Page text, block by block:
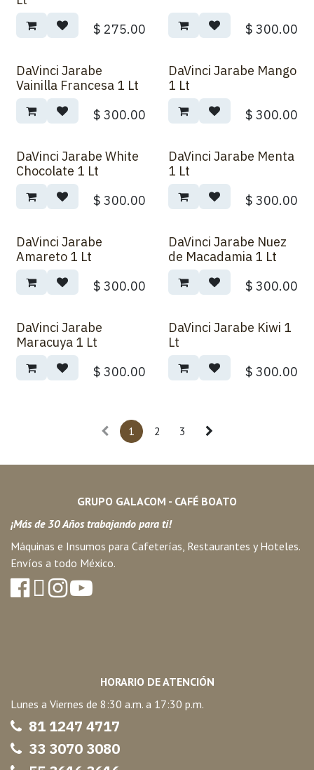
$ 275.00 $ 300.00
DaVinci Jarabe
Vainilla Francesa 1 Lt
$ 300.00
DaVinci Jarabe Mango
1 Lt
$ 300.00
DaVinci Jarabe White
Chocolate 1 Lt
$ 300.00
DaVinci Jarabe Menta
1 Lt
$ 300.00
DaVinci Jarabe
Amareto 1 Lt
$ 300.00
DaVinci Jarabe Nuez
de Macadamia 1 Lt
$ 300.00
DaVinci Jarabe
Maracuya 1 Lt
$ 300.00
DaVinci Jarabe Kiwi 1
Lt
$ 300.00
1 2 3
GRUPO GALACOM - CAFÉ BOATO
¡Más de 30 Años trabajando para ti!
Máquinas e Insumos para Cafeterías, Restaurantes y Hoteles.
Envíos a todo México.
HORARIO DE ATENCIÓN
Lunes a Viernes de 8:30 a.m. a 17:30 p.m.
81 1247 4717
33 3070 3080